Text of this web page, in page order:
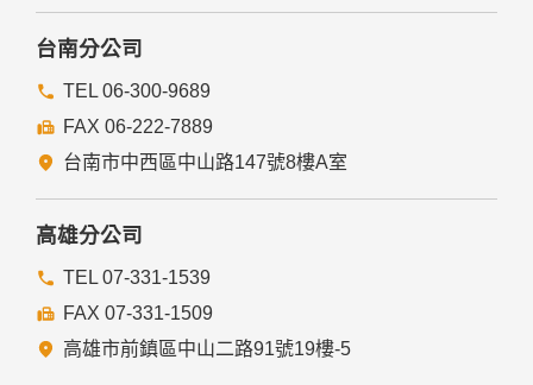
台南分公司
TEL 06-300-9689
FAX 06-222-7889
台南市中西區中山路147號8樓A室
高雄分公司
TEL 07-331-1539
FAX 07-331-1509
高雄市前鎮區中山二路91號19樓-5